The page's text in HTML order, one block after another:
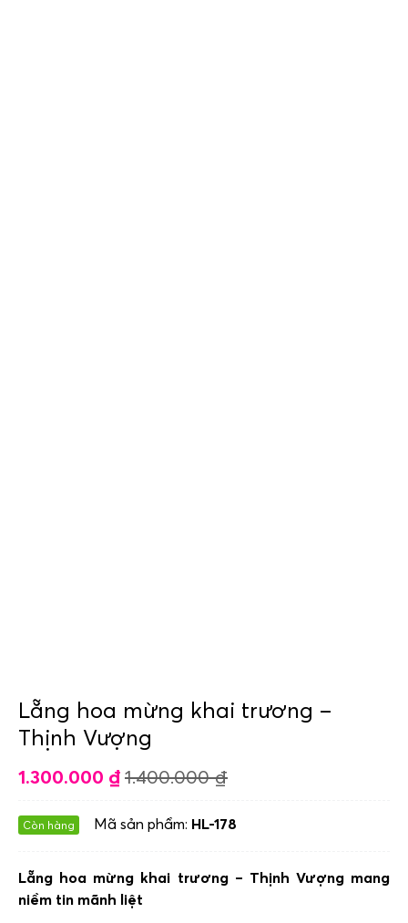
Lẵng hoa mừng khai trương –
Thịnh Vượng
1.300.000 ₫ 1.400.000₫
Còn hàng Mã sản phẩm: HL-178
Lẵng hoa mừng khai trương – Thịnh Vượng mang
niềm tin mãnh liệt